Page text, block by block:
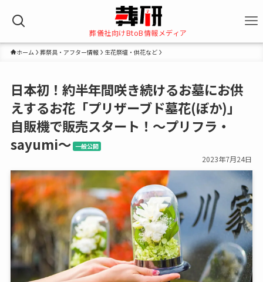
葬儀社向けBtoB情報メディア
ホーム 葬祭具・アフター情報 生花祭壇・供花など
日本初！約半年間咲き続けるお墓にお供
えするお花「プリザーブド墓花(ぼか)」
自販機で販売スタート！〜プリフラ・
sayumi〜 一般公開
2023年7月24日